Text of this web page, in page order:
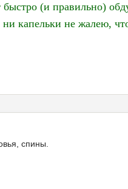
быстро (и правильно)
капельки не жалею,
спины.